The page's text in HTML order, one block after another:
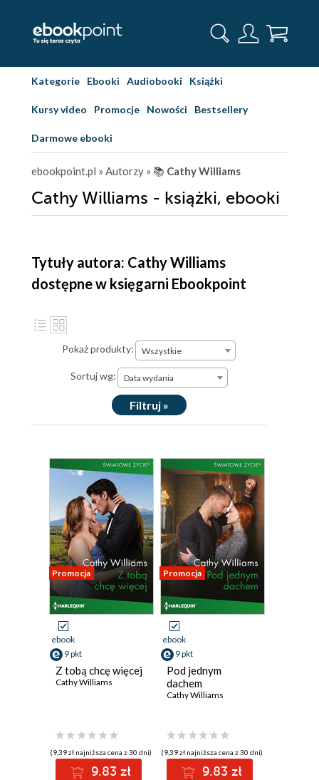
Kategorie Ebooki Audiobooki Książki
Kursy video Promocje Nowości Bestsellery
Darmowe ebooki
ebookpoint.pl » Autorzy » 📚 Cathy Williams
Cathy Williams - książki, ebooki
Tytuły autora: Cathy Williams
dostępne w księgarni Ebookpoint
Pokaż produkty: Wszystkie
Sortuj wg: Data wydania
Filtruj »
Promocja
ebook
9 pkt
Z tobą chcę więcej
Cathy Williams
(9,39 zł najniższa cena z 30 dni)
9.83 zł
Promocja
ebook
9 pkt
Pod jednym
dachem
Cathy Williams
(9,39 zł najniższa cena z 30 dni)
9.83 zł